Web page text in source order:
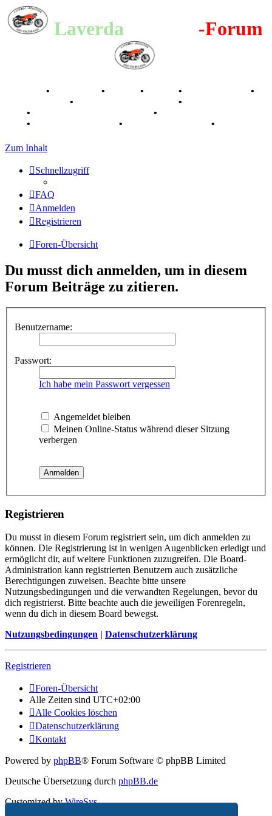
Laverda -Forum
• • • •
•
• •
• •
• • •
Zum Inhalt
Schnellzugriff
FAQ
Anmelden
Registrieren
Foren-Übersicht
Du musst dich anmelden, um in diesem
Forum Beiträge zu zitieren.
Benutzername:
Passwort:
Ich habe mein Passwort vergessen
Angemeldet bleiben
Meinen Online-Status während dieser Sitzung
verbergen
Registrieren
Du musst in diesem Forum registriert sein, um dich anmelden zu
können. Die Registrierung ist in wenigen Augenblicken erledigt und
ermöglicht dir, auf weitere Funktionen zuzugreifen. Die Board-
Administration kann registrierten Benutzern auch zusätzliche
Berechtigungen zuweisen. Beachte bitte unsere
Nutzungsbedingungen und die verwandten Regelungen, bevor du
dich registrierst. Bitte beachte auch die jeweiligen Forenregeln,
wenn du dich in diesem Board bewegst.
Nutzungsbedingungen | Datenschutzerklärung
Registrieren
Foren-Übersicht
Alle Zeiten sind UTC+02:00
Alle Cookies löschen
Datenschutzerklärung
Kontakt
Powered by phpBB® Forum Software © phpBB Limited
Deutsche Übersetzung durch phpBB.de
Customized byWireSys